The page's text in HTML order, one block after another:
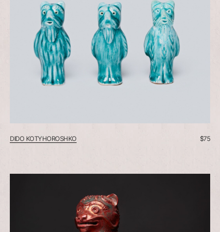
DIDO KOTYHOROSHKO $75